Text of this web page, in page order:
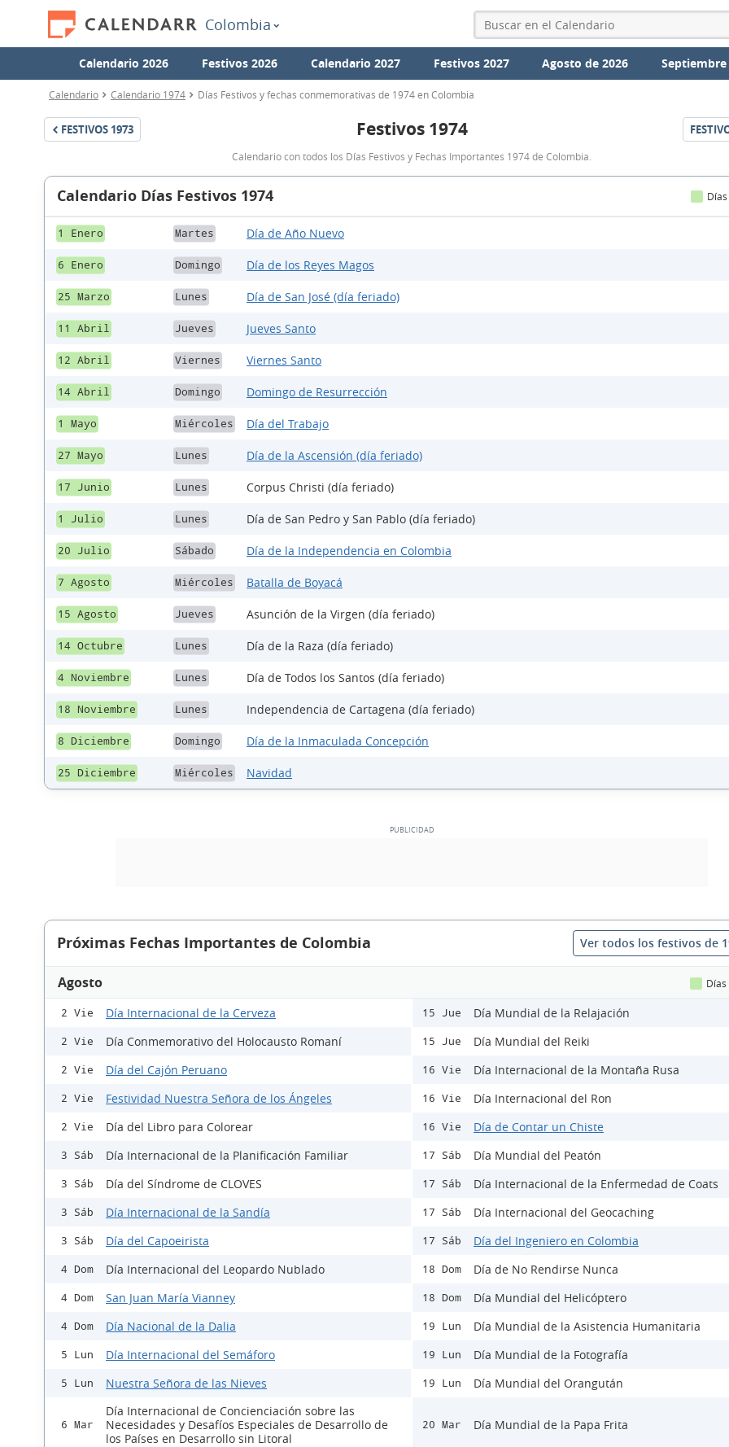
Colombia
Calendario 2026 Festivos 2026 Calendario 2027 Festivos 2027 Agosto de 2026 Septiembre
Calendario Calendario 1974 Días Festivos y fechas conmemorativas de 1974 en Colombia
FESTIVOS 1973
Festivos
Colombia
Festivos 1974
Calendario con todos los Días Festivos y Fechas Importantes 1974 de Colombia.
Calendario Días Festivos 1974
1 Enero Martes Día de Año Nuevo
6 Enero Domingo Día de los Reyes Magos
25 Marzo Lunes Día de San José (día feriado)
11 Abril Jueves Jueves Santo
12 Abril Viernes Viernes Santo
14 Abril Domingo Domingo de Resurrección
1 Mayo Miércoles Día del Trabajo
27 Mayo Lunes Día de la Ascensión (día feriado)
17 Junio Lunes Corpus Christi (día feriado)
1 Julio Lunes Día de San Pedro y San Pablo (día feriado)
20 Julio Sábado Día de la Independencia en Colombia
7 Agosto Miércoles Batalla de Boyacá
15 Agosto Jueves Asunción de la Virgen (día feriado)
14 Octubre Lunes Día de la Raza (día feriado)
4 Noviembre Lunes Día de Todos los Santos (día feriado)
18 Noviembre Lunes Independencia de Cartagena (día feriado)
8 Diciembre Domingo Día de la Inmaculada Concepción
25 Diciembre Miércoles Navidad
Próximas Fechas Importantes de Colombia Ver todos los festivos de
Agosto Días
2 Vie Día Internacional de la Cerveza
2 Vie Día Conmemorativo del Holocausto Romaní
2 Vie Día del Cajón Peruano
2 Vie Festividad Nuestra Señora de los Ángeles
2 Vie Día del Libro para Colorear
3 Sáb Día Internacional de la Planificación Familiar
3 Sáb Día del Síndrome de CLOVES
3 Sáb Día Internacional de la Sandía
3 Sáb Día del Capoeirista
4 Dom Día Internacional del Leopardo Nublado
4 Dom San Juan María Vianney
4 Dom Día Nacional de la Dalia
5 Lun Día Internacional del Semáforo
5 Lun Nuestra Señora de las Nieves
6 Mar
Día Internacional de Concienciación sobre las
Necesidades y Desafíos Especiales de Desarrollo de
los Países en Desarrollo sin Litoral
15 Jue Día Mundial de la Relajación
15 Jue Día Mundial del Reiki
16 Vie Día Internacional de la Montaña Rusa
16 Vie Día Internacional del Ron
16 Vie Día de Contar un Chiste
17 Sáb Día Mundial del Peatón
17 Sáb Día Internacional de la Enfermedad de Coats
17 Sáb Día Internacional del Geocaching
17 Sáb Día del Ingeniero en Colombia
18 Dom Día de No Rendirse Nunca
18 Dom Día Mundial del Helicóptero
19 Lun Día Mundial de la Asistencia Humanitaria
19 Lun Día Mundial de la Fotografía
19 Lun Día Mundial del Orangután
20 Mar Día Mundial de la Papa Frita